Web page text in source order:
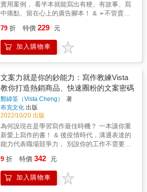
料。」──丹．金吉斯（Dan Gingiss），暢銷
作者 &
是普通的豬肉」作為招牌文案。其實，創意源
自動畫《紅豬》的經典台詞：「不會飛的豬，
只是普通的豬。」 【技巧】加入有公信力的具
「一百小時咖哩Ｂ＆Ｒ」餐廳，透過店名來標
榜自家咖哩是耗時100個小時熬煮而成。這不但
傳遞商品故事，更贏得顧客的信賴。 本書特色
斯、紅牛飲料、華歌爾、紀伊國屋書店
&hellip;&hellip; ‧傳授5個方法與10個技巧，解析
經典文案的成功要素，讓你立刻上手。 ‧這套秘
訣不僅可用來做行銷，還能用於簡報、會議、
帶領團隊，打動人心。 名人推薦 富邦人壽處經
理 黃昶鑫 廣告創意人 李欣頻 ＊原書名為
《為什麼超級業務員都想學文案銷售》 &
工具進行寫作和內容行銷。
傅瑞德 & 本書特點：「行銷」、「語言」、
「Apple生態系」 &bull;行銷人的思維與態度 行
銷不只是為產品或企業擦脂抹粉的工作，對企
響力。 & &bull;行銷人的文字之道 「文字」與
「文案」的差異、文案在行銷策略中的重要
性、企業文案的入門技巧、以及文案人應有的
FFAB和USP兩層過濾與延伸，再用作者獨有的
段落邏輯將產品重點轉換成文案。 & &bull;內
容行銷應用篇 企業文字除了「目的性」之外，
對於形式和脈絡也有比較特殊的要求，除了寫
作技法之外，對於新聞稿，或是網站內容架構
需求也必須瞭解。 & &bull;科技內容行銷的標
竿：Apple風格 Apple的產品和內容行銷方式的
獨特書寫風格、隱藏在其中的慧黠、以及對潛
行銷工具，更是一項重要的品牌資產。
實用案例， 看半本就能寫出有梗、有故事、寫
中痛點、留在心上的廣告腳本！ & ➢不管賣衣
要文案夠力，用LINE、抖音、IG，都能逼人一
不小心就手滑！ ➢不用名人、不用高顏值，素
人直播也能賣到翻！ & ◎ 厲害的文案，能穿透
奇、沒看頭。別灰心，讓本書來拯救你！ & 文
案寫作其實是有「套路」的，本書作者曾帶領
團隊，創造出一個月約25億元的業績。他以成
功經驗告訴你：知道消費者在想什麼、鎖定行
銷的對象，就能突破寫作瓶頸、輕鬆下筆，在
短時間內寫出爆款文案。 & ◎ 有梗、有故事、
戳中痛點，更能吸引人的購買欲望 只要掌握了
幾個有力的寫作句型，就能有效挑起消費者的
購買欲望，還沒看完廣告就搶著+1，讓你訂單
接不完！例如以下幾招： & ●善用對比：說明
你的。 ●現身說法：說得再天花亂墜，不如使
用者的一句好口碑。 ●來點「自黑」：反其道
79 折 特價 229 元
加入購物車
文案力就是你的鈔能力：寫作教練Vista
教你打造熱銷商品、快速圈粉的文案密碼
鄭緯筌（Vista Cheng）
著
布克文化 出版
2022/10/20 出版
為何說現在是學習寫作最佳時機？ 一本讓你重
新愛上寫作的書！ & 後疫情時代，溝通表達的
能力代表職場競爭力， 別說你的工作不需要撰
書真實反映職場工作者的寫作需求與現況， 寫
作教練Vista教你寫作瓶頸一一突破， 提綱挈領
掌握祕訣， 任何人都可成為職場文案大師！！
9 折 特價 342 元
加入購物車